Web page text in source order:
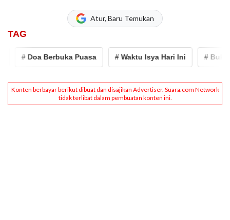
Atur, Baru Temukan
TAG
Doa Berbuka Puasa # Waktu Isya Hari Ini # Buka Puasa